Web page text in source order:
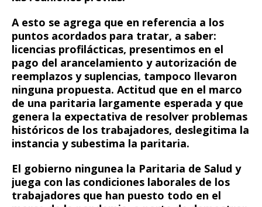
o
k
p
A esto se agrega que en referencia a los
puntos acordados para tratar, a saber:
licencias profilácticas, presentimos en el
pago del arancelamiento y autorización de
reemplazos y suplencias, tampoco llevaron
ninguna propuesta. Actitud que en el marco
de una paritaria largamente esperada y que
genera la expectativa de resolver problemas
históricos de los trabajadores, deslegitima la
instancia y subestima la paritaria.
El gobierno ningunea la Paritaria de Salud y
juega con las condiciones laborales de los
trabajadores que han puesto todo en el